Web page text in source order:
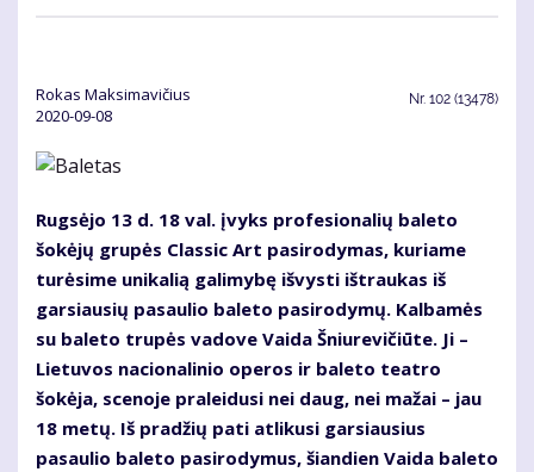
Rokas Maksimavičius
2020-09-08
Nr. 102 (13478)
Rugsėjo 13 d. 18 val. įvyks profesionalių baleto
šokėjų grupės Classic Art pasirodymas, kuriame
turėsime unikalią galimybę išvysti ištraukas iš
garsiausių pasaulio baleto pasirodymų. Kalbamės
su baleto trupės vadove Vaida Šniurevičiūte. Ji –
Lietuvos nacionalinio operos ir baleto teatro
šokėja, scenoje praleidusi nei daug, nei mažai – jau
18 metų. Iš pradžių pati atlikusi garsiausius
pasaulio baleto pasirodymus, šiandien Vaida baleto